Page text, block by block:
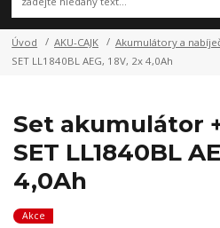
Úvod AKU-CAJK Akumulátory a
SET LL1840BL AEG, 18V, 2x 4,0Ah
Set akumulátor
SET LL1840BL
4,0Ah
Akce